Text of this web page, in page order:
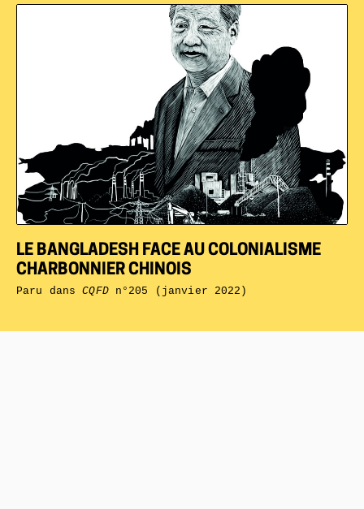
LE BANGLADESH FACE AU COLONIALISME
CHARBONNIER CHINOIS
Paru dansCQFDn°205 (janvier 2022)